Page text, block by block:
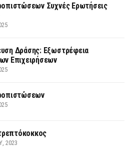
Συχνές Ερωτήσεις
Δράσης: Εξωστρέφεια
Επιχειρήσεων
2023